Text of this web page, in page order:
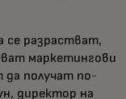
се разрастват,
маркетингови
получат по-
директор на